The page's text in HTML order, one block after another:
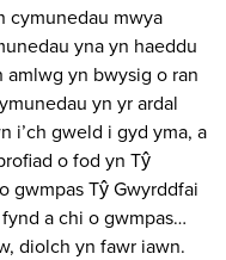
cymunedau mwya
yna yn haeddu
yn bwysig o ran
yn yr ardal
i’ch gweld i gyd yma, a
o fod yn Tŷ
gwmpas Tŷ Gwyrddfai
a chi o gwmpas…
diolch yn fawr iawn.